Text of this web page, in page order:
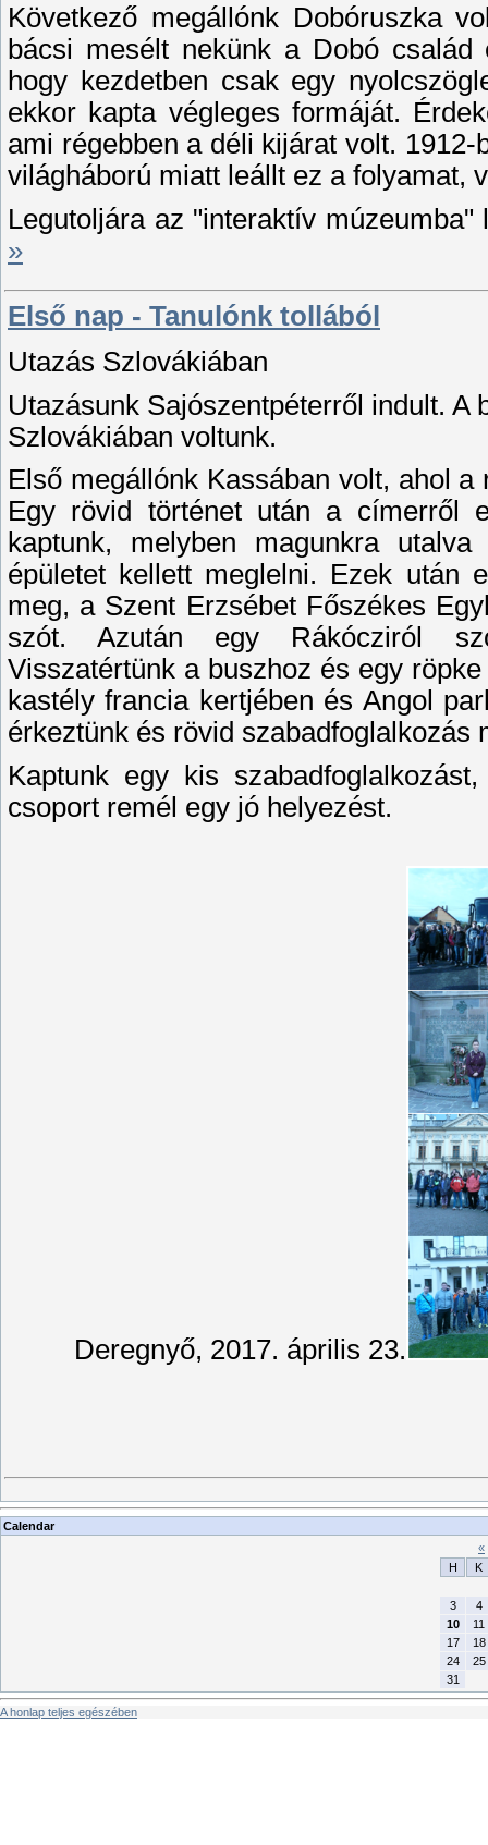
Következő megállónk Dobóruszka
bácsi mesélt nekünk a Dobó
hogy kezdetben csak egy
ekkor kapta végleges formáját.
ami régebben a déli kijárat volt.
világháború miatt leállt ez a folyamat,
Legutoljára az "interaktív
»
Első nap - Tanulónk tollából
Utazás Szlovákiában
Utazásunk Sajószentpéterről indult.
Szlovákiában voltunk.
Első megállónk Kassában volt, ahol
Egy rövid történet után a címerről
kaptunk, melyben magunkra
épületet kellett meglelni. Ezek után
meg, a Szent Erzsébet Főszékes
szót. Azután egy Rákócziról
Visszatértünk a buszhoz és egy
kastély francia kertjében és Angol
érkeztünk és rövid szabadfoglalkozás
Kaptunk egy kis
csoport remél egy jó helyezést.
Deregnyő, 2017. április 23.
Calendar
«
H
K
3
4
10
11
17
18
24
25
31
A honlap teljes egészében